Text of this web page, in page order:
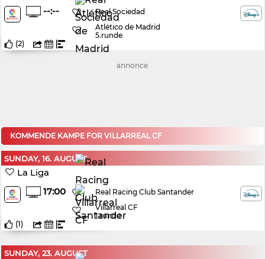
--:--
Real Sociedad
Atlético de Madrid
5.runde
(2)
annonce
KOMMENDE KAMPE FOR VILLARREAL CF
SUNDAY, 16. AUGUST
La Liga
17:00
Real Racing Club Santander
Villarreal CF
1.runde
(1)
SUNDAY, 23. AUGUST